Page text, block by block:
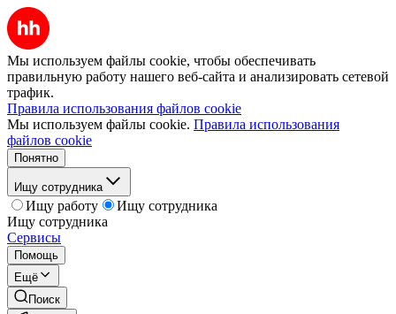
Мы используем файлы cookie, чтобы обеспечивать
правильную работу нашего веб-сайта и анализировать сетевой
трафик.
Правила использования файлов cookie
Мы используем файлы cookie. Правила использования
файлов cookie
Понятно
Ищу сотрудника
Ищу работу
Ищу сотрудника
Ищу сотрудника
Сервисы
Помощь
Ещё
Поиск